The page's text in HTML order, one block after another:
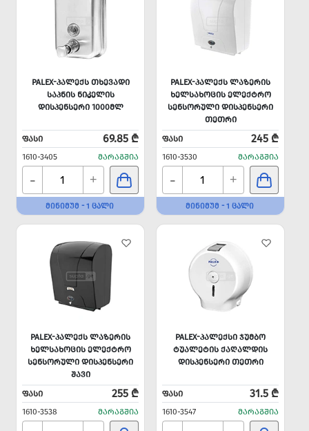
PALEX-ᲞᲐᲚᲔᲥᲡ ᲗᲮᲔᲕᲐᲓᲘ
ᲡᲐᲞᲜᲘᲡ ᲜᲘᲙᲔᲚᲘᲡ
ᲓᲘᲡᲞᲔᲜᲡᲔᲠᲘ 1000ᲛᲚ
ᲤᲐᲡᲘ 69.85 ₾
1610-3405 ᲛᲐᲠᲐᲒᲨᲘᲐ
- +
ᲛᲘᲜᲘᲛᲣᲛ - 1 ᲪᲐᲚᲘ
PALEX-ᲞᲐᲚᲔᲥᲡ ᲚᲐᲖᲔᲠᲘᲡ
ᲮᲔᲚᲡᲐᲮᲝᲪᲘᲡ ᲔᲚᲔᲥᲢᲠᲝ
ᲡᲔᲜᲡᲝᲠᲣᲚᲘ ᲓᲘᲡᲞᲔᲜᲡᲔᲠᲘ
ᲗᲔᲗᲠᲘ
ᲤᲐᲡᲘ
245 ₾
1610-3530 ᲛᲐᲠᲐᲒᲨᲘᲐ
- +
ᲛᲘᲜᲘᲛᲣᲛ - 1 ᲪᲐᲚᲘ
PALEX-ᲞᲐᲚᲔᲥᲡ ᲚᲐᲖᲔᲠᲘᲡ
ᲮᲔᲚᲡᲐᲮᲝᲪᲘᲡ ᲔᲚᲔᲥᲢᲠᲝ
ᲡᲔᲜᲡᲝᲠᲣᲚᲘ ᲓᲘᲡᲞᲔᲜᲡᲔᲠᲘ
ᲨᲐᲕᲘ
ᲤᲐᲡᲘ
255 ₾
1610-3538 ᲛᲐᲠᲐᲒᲨᲘᲐ
PALEX-ᲞᲐᲚᲔᲥᲡᲘ ᲯᲣᲛᲑᲝ
ᲢᲣᲐᲚᲔᲢᲘᲡ ᲥᲐᲦᲐᲚᲓᲘᲡ
ᲓᲘᲡᲞᲔᲜᲡᲔᲠᲘ ᲗᲔᲗᲠᲘ
ᲤᲐᲡᲘ 31.5 ₾
1610-3547 ᲛᲐᲠᲐᲒᲨᲘᲐ